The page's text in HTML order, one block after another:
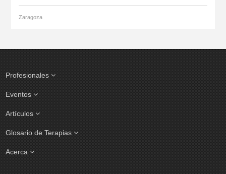
Zaragoza
Profesionales
Eventos
Artículos
Glosario de Terapias
Acerca